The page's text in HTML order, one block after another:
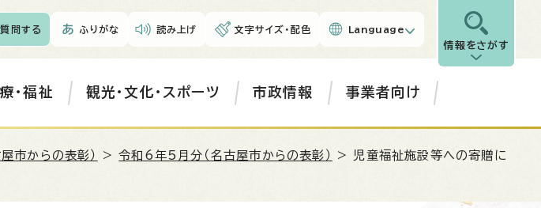
質問する ふりがな 読み上げ 文字サイズ・配色 Language
情報をさがす
・福祉 観光・文化・スポーツ 市政情報 事業者向け
市からの表彰） >令和6年5月分（名古屋市からの表彰）
> 児童福祉施設等への寄贈に